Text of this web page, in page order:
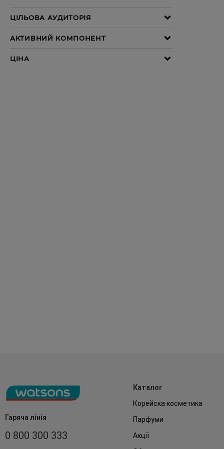
Гаряча лінія
0 800 300 333
Каталог
Корейска косметика
Парфуми
Акції